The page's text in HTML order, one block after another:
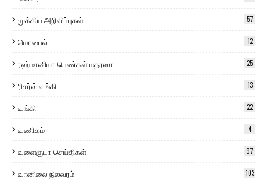
முக்கிய அறிவிப்புகள் 57
மொபைல் 12
ரஹ்மானியா பெண்கள் மதரஸா 25
ரிசர்வ் வங்கி 13
வங்கி 22
வணிகம் 4
வளைகுடா செய்திகள் 97
வானிலை நிலவரம் 103